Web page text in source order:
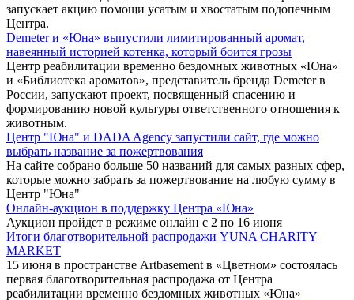
запускает акцию помощи усатым и хвостатым подопечным
Центра.
Demeter и «Юна» выпустили лимитированный аромат,
навеянный историей котенка, который боится грозы
Центр реабилитации временно бездомных животных «Юна»
и «Библиотека ароматов», представитель бренда Demeter в
России, запускают проект, посвященный спасению и
формированию новой культуры ответственного отношения к
животным.
Центр "Юна" и DADA Agency запустили сайт, где можно
выбрать название за пожертвования
На сайте собрано больше 50 названий для самых разных сфер,
которые можно забрать за пожертвование на любую сумму в
Центр "Юна"
Онлайн-аукцион в поддержку Центра «Юна»
Аукцион пройдет в режиме онлайн с 2 по 16 июня
Итоги благотворительной распродажи YUNA CHARITY
MARKET
15 июня в пространстве Artbasement в «Цветном» состоялась
первая благотворительная распродажа от Центра
реабилитации временно бездомных животных «Юна»